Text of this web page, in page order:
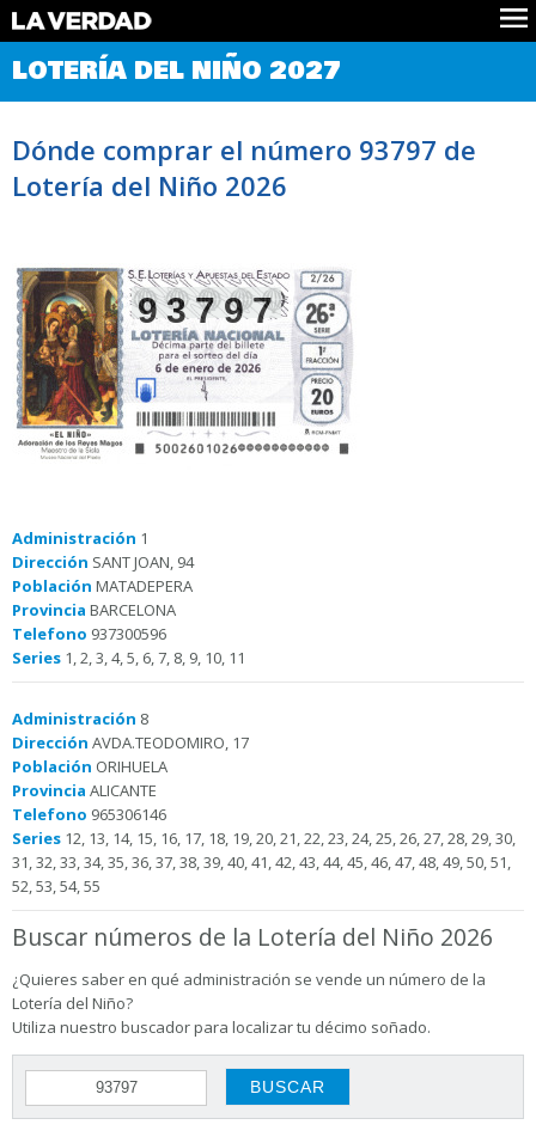
Comprobar Loteria del Niño
Premios
Noticias
Datos
LOTERÍA DEL NIÑO 2027
Dónde comprar el número 93797 de
Lotería del Niño 2026
93797
Administración 1
Dirección SANT JOAN, 94
Población MATADEPERA
Provincia BARCELONA
Telefono 937300596
Series 1, 2, 3, 4, 5, 6, 7, 8, 9, 10, 11
Administración 8
Dirección AVDA.TEODOMIRO, 17
Población ORIHUELA
Provincia ALICANTE
Telefono 965306146
Series 12, 13, 14, 15, 16, 17, 18, 19, 20, 21, 22, 23, 24, 25, 26, 27, 28, 29, 30,
31, 32, 33, 34, 35, 36, 37, 38, 39, 40, 41, 42, 43, 44, 45, 46, 47, 48, 49, 50, 51,
52, 53, 54, 55
Buscar números de la Lotería del Niño 2026
¿Quieres saber en qué administración se vende un número de la
Lotería del Niño?
Utiliza nuestro buscador para localizar tu décimo soñado.